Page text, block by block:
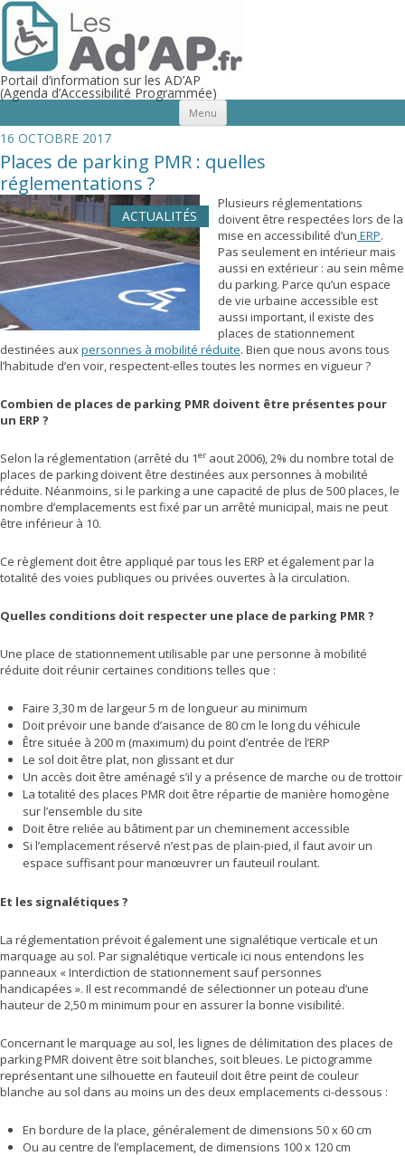
Portail d’information sur les AD’AP
(Agenda d’Accessibilité Programmée)
Menu
Aller au contenu principal
16 OCTOBRE 2017
Places de parking PMR : quelles
réglementations ?
ACTUALITÉS
Plusieurs réglementations
doivent être respectées lors de la
mise en accessibilité d’un ERP.
Pas seulement en intérieur mais
aussi en extérieur : au sein même
du parking. Parce qu’un espace
de vie urbaine accessible est
aussi important, il existe des
places de stationnement
destinées auxpersonnes à mobilité réduite. Bien que nous avons tous
l’habitude d’en voir, respectent-elles toutes les normes en vigueur ?
Combien de places de parking PMR doivent être présentes pour
un ERP ?
Selon la réglementation (arrêté du 1er aout 2006), 2% du nombre total de
places de parking doivent être destinées aux personnes à mobilité
réduite. Néanmoins, si le parking a une capacité de plus de 500 places, le
nombre d’emplacements est fixé par un arrêté municipal, mais ne peut
être inférieur à 10.
Ce règlement doit être appliqué par tous les ERP et également par la
totalité des voies publiques ou privées ouvertes à la circulation.
Quelles conditions doit respecter une place de parking PMR ?
Une place de stationnement utilisable par une personne à mobilité
réduite doit réunir certaines conditions telles que :
Faire 3,30 m de largeur 5 m de longueur au minimum
Doit prévoir une bande d’aisance de 80 cm le long du véhicule
Être située à 200 m (maximum) du point d’entrée de l’ERP
Le sol doit être plat, non glissant et dur
Un accès doit être aménagé s’il y a présence de marche ou de trottoir
La totalité des places PMR doit être répartie de manière homogène
sur l’ensemble du site
Doit être reliée au bâtiment par un cheminement accessible
Si l’emplacement réservé n’est pas de plain-pied, il faut avoir un
espace suffisant pour manœuvrer un fauteuil roulant.
Et les signalétiques ?
La réglementation prévoit également une signalétique verticale et un
marquage au sol. Par signalétique verticale ici nous entendons les
panneaux « Interdiction de stationnement sauf personnes
handicapées ». Il est recommandé de sélectionner un poteau d’une
hauteur de 2,50 m minimum pour en assurer la bonne visibilité.
Concernant le marquage au sol, les lignes de délimitation des places de
parking PMR doivent être soit blanches, soit bleues. Le pictogramme
représentant une silhouette en fauteuil doit être peint de couleur
blanche au sol dans au moins un des deux emplacements ci-dessous :
En bordure de la place, généralement de dimensions 50 x 60 cm
Ou au centre de l’emplacement, de dimensions 100 x 120 cm